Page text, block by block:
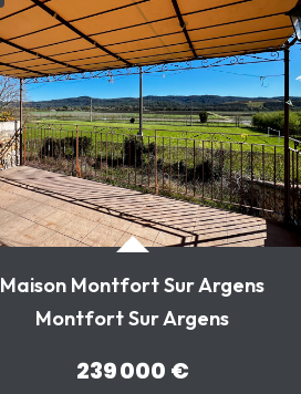
Maison Montfort Sur Argens
Montfort Sur Argens
239 000 €